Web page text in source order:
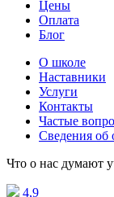
Цены
Оплата
Блог
О школе
Наставники
Услуги
Контакты
Частые
Сведения об
Что о нас думают
4,9